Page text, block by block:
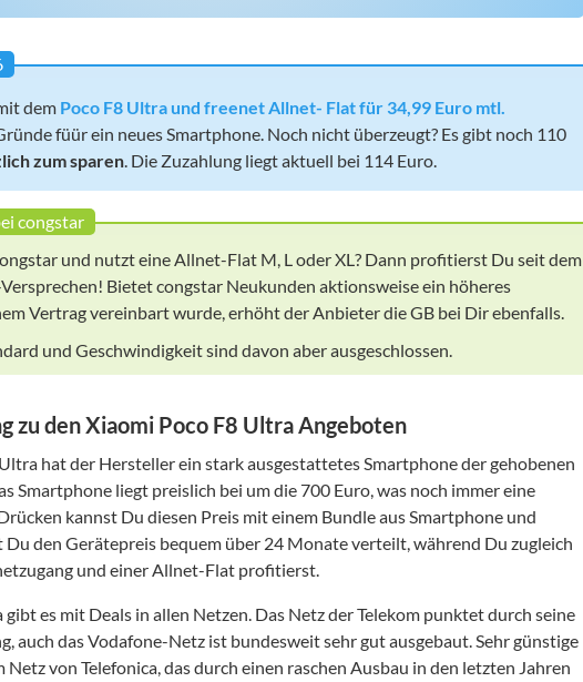
dem Poco F8 Ultra und freenet Allnet- Flat für 34,99 Euro mtl.
füür ein neues Smartphone. Noch nicht überzeugt? Es gibt noch 110
zum sparen. Die Zuzahlung liegt aktuell bei 114 Euro.
congstar
und nutzt eine Allnet-Flat M, L oder XL? Dann profitierst Du seit dem
Bietet congstar Neukunden aktionsweise ein höheres
Vertrag vereinbart wurde, erhöht der Anbieter die GB bei Dir ebenfalls.
und Geschwindigkeit sind davon aber ausgeschlossen.
zu den Xiaomi Poco F8 Ultra Angeboten
hat der Hersteller ein stark ausgestattetes Smartphone der gehobenen
Smartphone liegt preislich bei um die 700 Euro, was noch immer eine
kannst Du diesen Preis mit einem Bundle aus Smartphone und
den Gerätepreis bequem über 24 Monate verteilt, während Du zugleich
und einer Allnet-Flat profitierst.
es mit Deals in allen Netzen. Das Netz der Telekom punktet durch seine
auch das Vodafone-Netz ist bundesweit sehr gut ausgebaut. Sehr günstige
Netz von Telefonica, das durch einen raschen Ausbau in den letzten Jahren